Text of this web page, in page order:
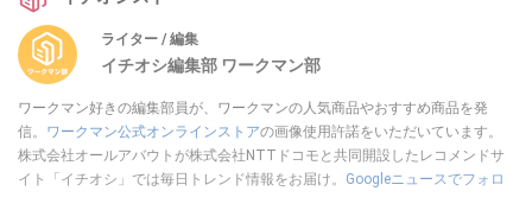
ライター / 編集
イチオシ編集部 ワークマン部
ワークマン好きの編集部員が、ワークマンの人気商品やおすすめ商品を発
信。 ワークマン公式オンラインストアの画像使用許諾をいただいています。
株式会社オールアバウトが株式会社NTTドコモと共同開設したレコメンドサ
イト「イチオシ」では毎日トレンド情報をお届け。 Googleニュースでフォロ